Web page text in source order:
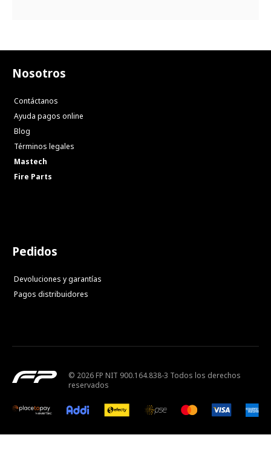
Nosotros
Contáctanos
Ayuda pagos online
Blog
Términos legales
Mastech
Fire Parts
Pedidos
Devoluciones y garantías
Pagos distribuidores
© 2026 FP NIT 900.164.838-3 Todos los derechos
reservados